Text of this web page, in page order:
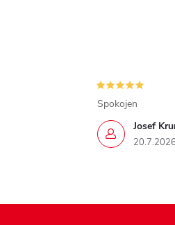
Josef
20.7.2026
Spokojen